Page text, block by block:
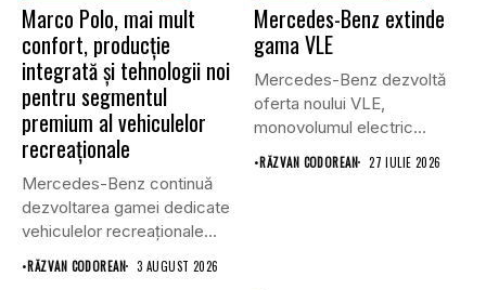
Marco Polo, mai mult
confort, producție
integrată și tehnologii noi
pentru segmentul
premium al vehiculelor
recreaționale
Mercedes-Benz continuă
dezvoltarea gamei dedicate
vehiculelor recreaționale
prin lansarea unei versiuni
actualizate...
•RĂZVAN CODOREAN 3 AUGUST 2026
Mercedes-Benz extinde
gama VLE
Mercedes-Benz dezvoltă
oferta noului VLE,
monovolumul electric
premium care își propune
să...
•RĂZVAN CODOREAN 27 IULIE 2026